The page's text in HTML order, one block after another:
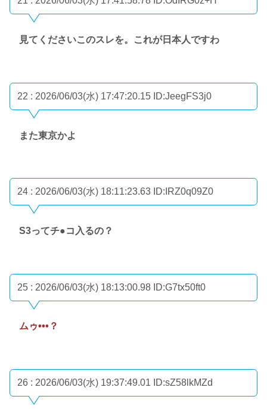
見てくださいこのスレを。これが日本人ですわ
22 : 2026/06/03(水) 17:47:20.15 ID:JeegFS3j0
また東京かよ
24 : 2026/06/03(水) 18:11:23.63 ID:IRZ0q09Z0
S3ってチ●コ入るの？
25 : 2026/06/03(水) 18:13:00.98 ID:G7tx50ft0
ムゥ•••？
26 : 2026/06/03(水) 19:37:49.01 ID:sZ58lkMZd